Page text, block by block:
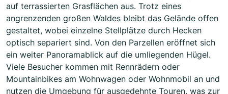
auf terrassierten Grasflächen aus. Trotz eines
angrenzenden großen Waldes bleibt das Gelände offen
gestaltet, wobei einzelne Stellplätze durch Hecken
optisch separiert sind. Von den Parzellen eröffnet sich
ein weiter Panoramablick auf die umliegenden Hügel.
Viele Besucher kommen mit Rennrädern oder
Mountainbikes am Wohnwagen oder Wohnmobil an und
nutzen die Umgebung für ausgedehnte Touren, was zur